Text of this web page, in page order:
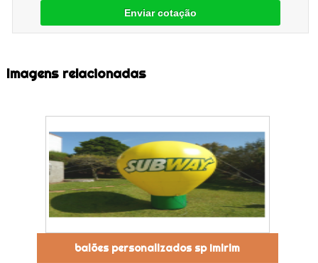
Enviar cotação
Imagens relacionadas
balões personalizados sp Imirim